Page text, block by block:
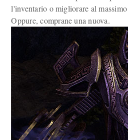
l'inventario o migliorare al
Oppure, comprane una nuova.